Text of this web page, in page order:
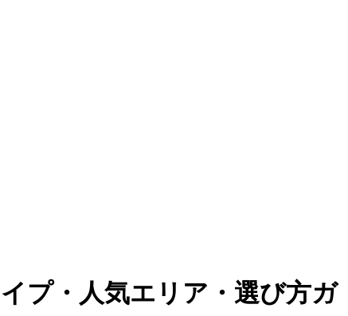
プ・人気エリア・選び方ガ